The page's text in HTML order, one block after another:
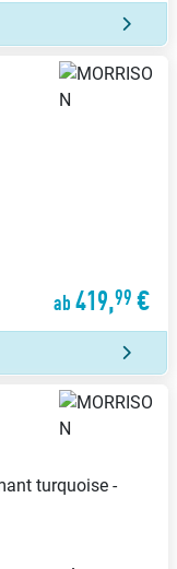
ab 419,99 €